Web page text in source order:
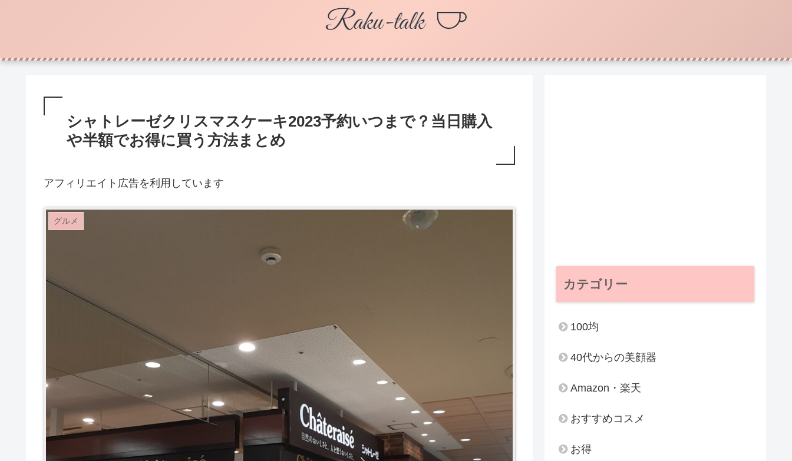
シャトレーゼクリスマスケーキ2023予約いつまで？当日購入
や半額でお得に買う方法まとめ
アフィリエイト広告を利用しています
グルメ
カテゴリー
100均
40代からの美顔器
Amazon・楽天
おすすめコスメ
お得